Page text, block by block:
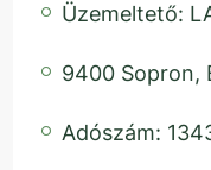
Üzemeltető:
9400 Sopron,
Adószám: